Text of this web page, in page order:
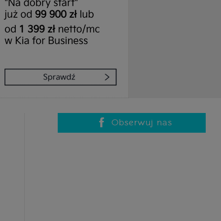
Obserwuj nas